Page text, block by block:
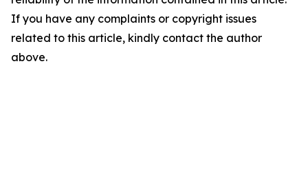
If you have any complaints or copyright issues
related to this article, kindly contact the author
above.